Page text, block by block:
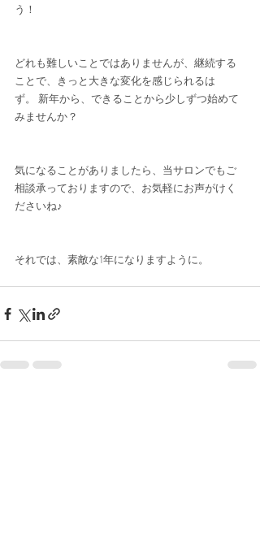
う！
どれも難しいことではありませんが、継続する
ことで、きっと大きな変化を感じられるは
ず。 新年から、できることから少しずつ始めて
みませんか？
気になることがありましたら、当サロンでもご
相談承っておりますので、お気軽にお声がけく
ださいね♪
それでは、素敵な1年になりますように。